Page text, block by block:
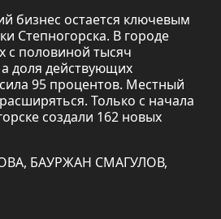
бизнес остается ключевым
Степногорска. В городе
с половиной тысяч
доля действующих
95 процентов. Местный
Только с начала
создали 162 новых
БАУРЖАН СМАГУЛОВ,